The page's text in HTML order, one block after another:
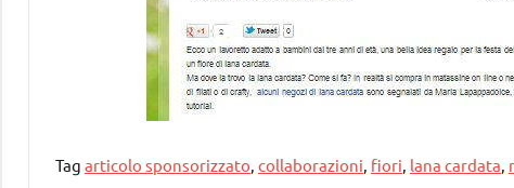
Tag articolo sponsorizzato, collaborazioni, fiori, lana cardata,